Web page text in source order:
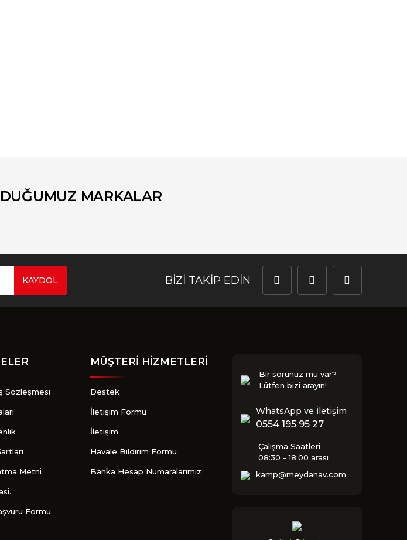
Yorum Yaz
MARKALAR
KAYDOL BİZİ TAKİP EDİN
Sözleşmesi
Metni
Formu
MÜŞTERİ HİZMETLERİ
Destek
İletişim Formu
İletişim
Havale Bildirim Formu
Banka Hesap Numaralarımız
Bir sorunuz mu var?
Lütfen bizi arayın!
WhatsApp ve İletişim
0554 195 95 27
Çalışma Saatleri
08:30 - 18:00 arası
kamp@meydanav.com